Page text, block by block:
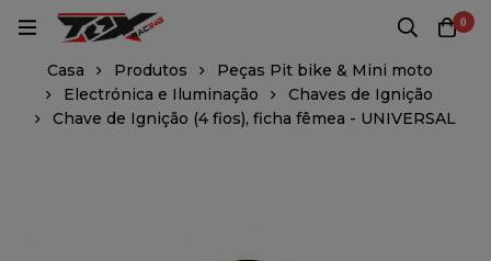
0
Casa Produtos
Peças Pit bike & Mini moto
Electrónica e Iluminação
Chaves de Ignição
Chave de Ignição (4 fios), ficha fêmea - UNIVERSAL